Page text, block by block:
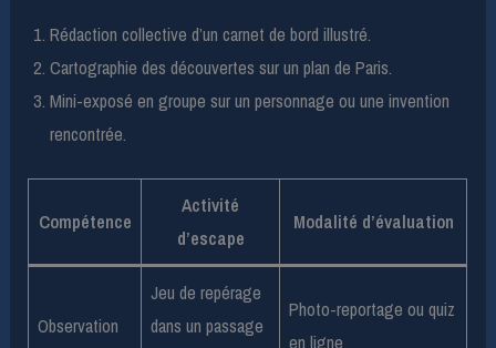
Rédaction collective d’un carnet de bord illustré.
Cartographie des découvertes sur un plan de Paris.
Mini-exposé en groupe sur un personnage ou une invention
rencontrée.
Compétence
Activité
d’escape
Modalité d’évaluation
Observation
Jeu de repérage
dans un passage
Photo-reportage ou quiz
en ligne